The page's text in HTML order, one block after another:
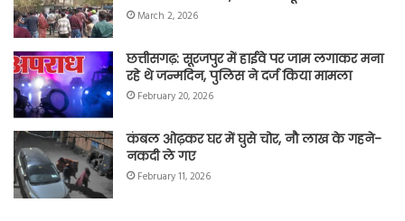
March 2, 2026
छत्तीसगढ़: सूरजपुर में हाईवे पर जाम लगाकर मना
रहे थे जन्मदिन, पुलिस ने दर्ज किया मामला
February 20, 2026
कंबल ओढ़कर घर में घुसे चोर, नौ लाख के गहने-
नकदी ले गए
February 11, 2026